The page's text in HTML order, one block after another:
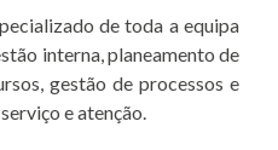
de toda a equipa
interna, planeamento de
gestão de processos e
e atenção.